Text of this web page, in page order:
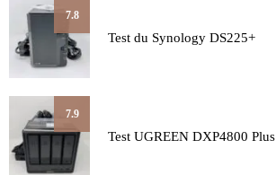
7.8
Test du Synology DS225+
7.9
Test UGREEN DXP4800 Plus